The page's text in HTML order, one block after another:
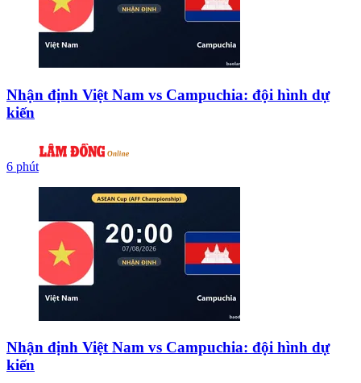
Nhận định Việt Nam vs Campuchia: đội hình dự
kiến
6 phút
Nhận định Việt Nam vs Campuchia: đội hình dự
kiến